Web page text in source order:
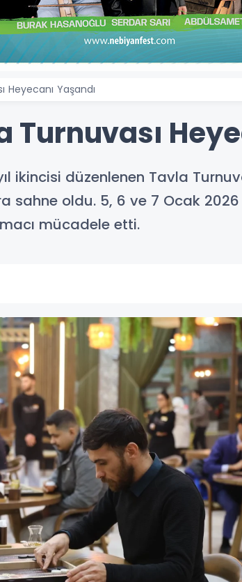
Heyecanı Yaşandı
Turnuvası
ikincisi düzenlenen Tavla
sahne oldu. 5, 6 ve 7 Ocak
mücadele etti.